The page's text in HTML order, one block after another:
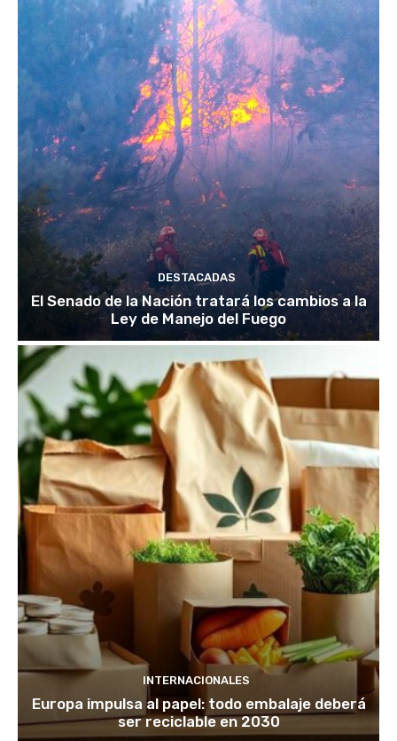
DESTACADAS
El Senado de la Nación tratará los cambios a la
Ley de Manejo del Fuego
INTERNACIONALES
Europa impulsa al papel: todo embalaje deberá
ser reciclable en 2030